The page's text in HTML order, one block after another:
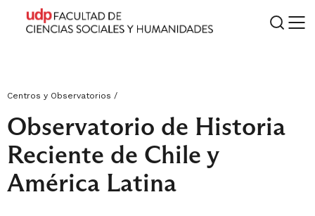
Centros y Observatorios /
Observatorio de Historia
Reciente de Chile y
América Latina